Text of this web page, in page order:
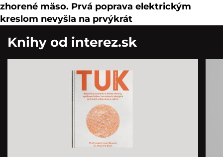
zhorené mäso. Prvá poprava elektrickým
kreslom nevyšla na prvýkrát
Knihy od interez.sk